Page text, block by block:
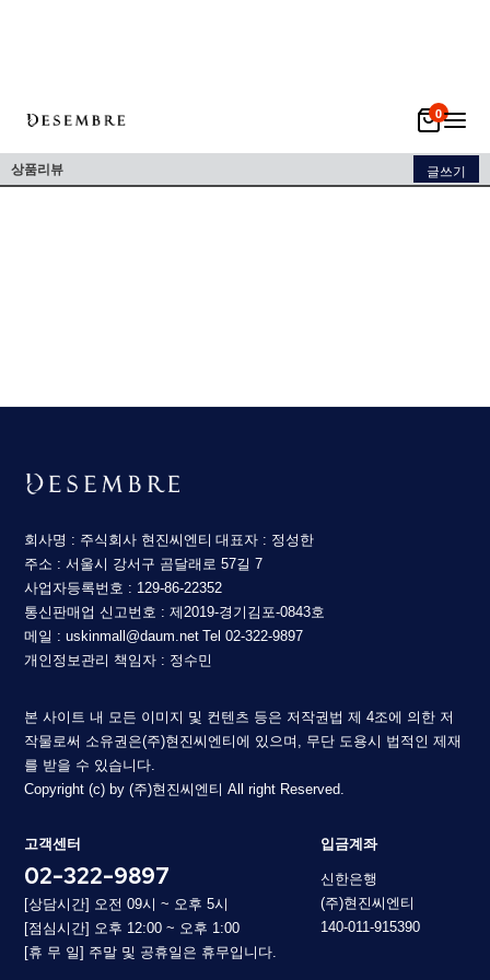
0
상품리뷰 글쓰기
회사명 : 주식회사 현진씨엔티 대표자 : 정성한
주소 : 서울시 강서구 곰달래로 57길 7
사업자등록번호 : 129-86-22352
통신판매업 신고번호 : 제2019-경기김포-0843호
메일 : uskinmall@daum.net Tel 02-322-9897
개인정보관리 책임자 : 정수민
본 사이트 내 모든 이미지 및 컨텐츠 등은 저작권법 제 4조에 의한 저
작물로써 소유권은(주)현진씨엔티에 있으며, 무단 도용시 법적인 제재
를 받을 수 있습니다.
Copyright (c) by (주)현진씨엔티 All right Reserved.
고객센터
02-322-9897
[상담시간] 오전 09시 ~ 오후 5시
[점심시간] 오후 12:00 ~ 오후 1:00
[휴 무 일] 주말 및 공휴일은 휴무입니다.
입금계좌
신한은행
(주)현진씨엔티
140-011-915390